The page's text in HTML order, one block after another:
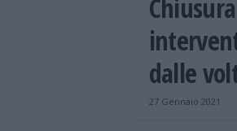
dalle
27 Gennaio 2021